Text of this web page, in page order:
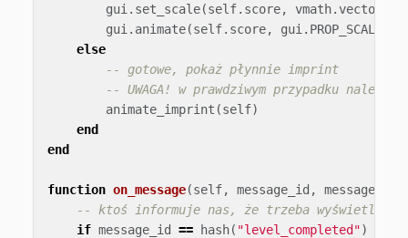
gui . set_scale(self. score, vmath.vector4
gui . animate(self. score, gui . PROP_SCALE
else
-- gotowe, pokaż płynnie imprint
-- UWAGA! w prawdziwym przypadku
animate_imprint (self)
end
end
function on_message(self, message_id , message
-- ktoś informuje nas, że trzeba wyświetlić
if message_id == hash( "level_completed")